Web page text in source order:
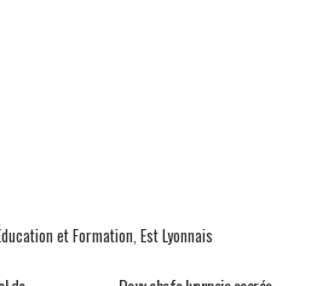
et Formation, Est Lyonnais